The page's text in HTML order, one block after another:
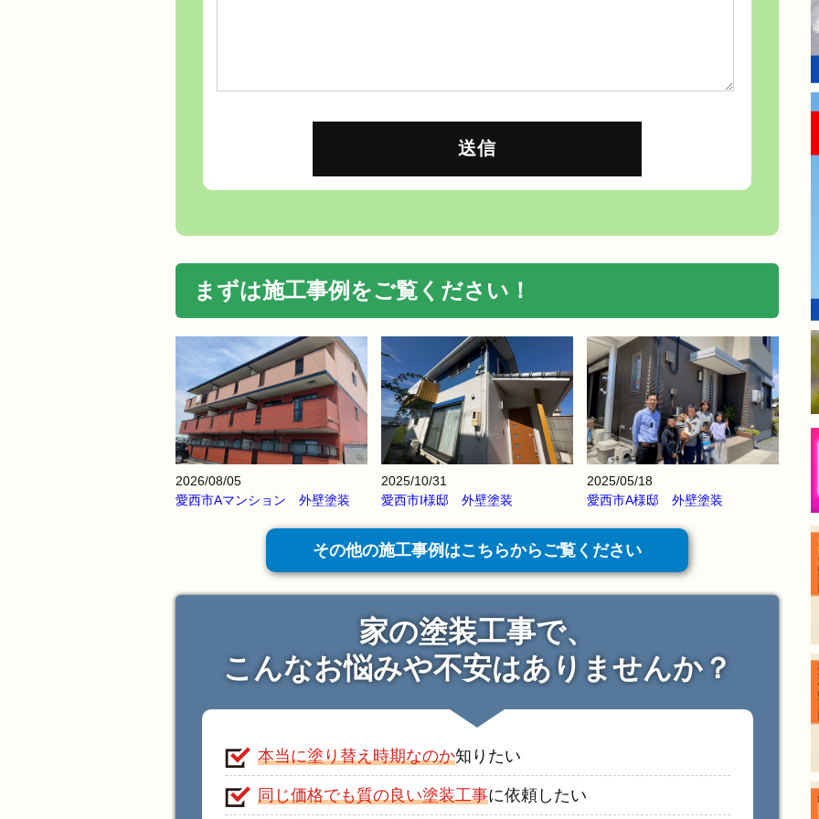
まずは施工事例をご覧ください！
2026/08/05
愛西市Aマンション 外壁塗装
2025/10/31
愛西市I様邸 外壁塗装
2025/05/18
愛西市A様邸 外壁塗装
その他の施工事例はこちらからご覧ください
家の塗装工事で、
こんなお悩みや不安はありませんか？
本当に塗り替え時期なのか知りたい
同じ価格でも質の良い塗装工事に依頼したい